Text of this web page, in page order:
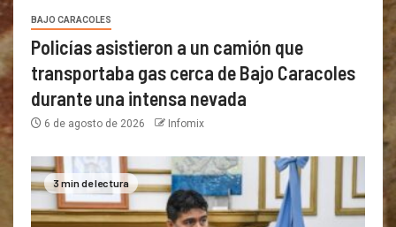
BAJO CARACOLES
Policías asistieron a un camión que
transportaba gas cerca de Bajo Caracoles
durante una intensa nevada
6 de agosto de 2026 Infomix
3 min de lectura